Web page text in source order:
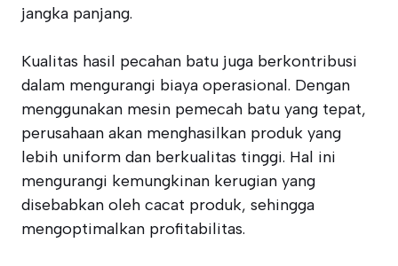
jangka panjang.
Kualitas hasil pecahan batu juga berkontribusi
dalam mengurangi biaya operasional. Dengan
menggunakan mesin pemecah batu yang tepat,
perusahaan akan menghasilkan produk yang
lebih uniform dan berkualitas tinggi. Hal ini
mengurangi kemungkinan kerugian yang
disebabkan oleh cacat produk, sehingga
mengoptimalkan profitabilitas.